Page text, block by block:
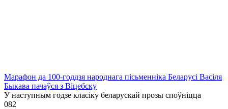
Марафон да 100-годдзя народнага пісьменніка Беларусі Васіля
Быкава пачаўся з Віцебску
У наступным годзе класіку беларускай прозы споўніцца
082